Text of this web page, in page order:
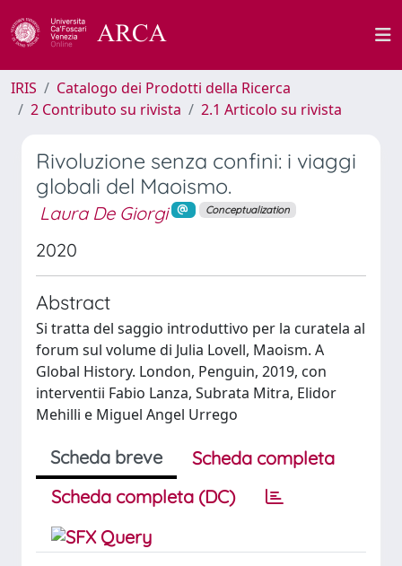
IRIS
Catalogo dei Prodotti della Ricerca
2 Contributo su rivista
2.1 Articolo su rivista
Rivoluzione senza confini: i viaggi
globali del Maoismo.
Laura De Giorgi Conceptualization
2020
Abstract
Si tratta del saggio introduttivo per la curatela al
forum sul volume di Julia Lovell, Maoism. A
Global History. London, Penguin, 2019, con
interventii Fabio Lanza, Subrata Mitra, Elidor
Mehilli e Miguel Angel Urrego
Scheda breve
Scheda completa
Scheda completa (DC)